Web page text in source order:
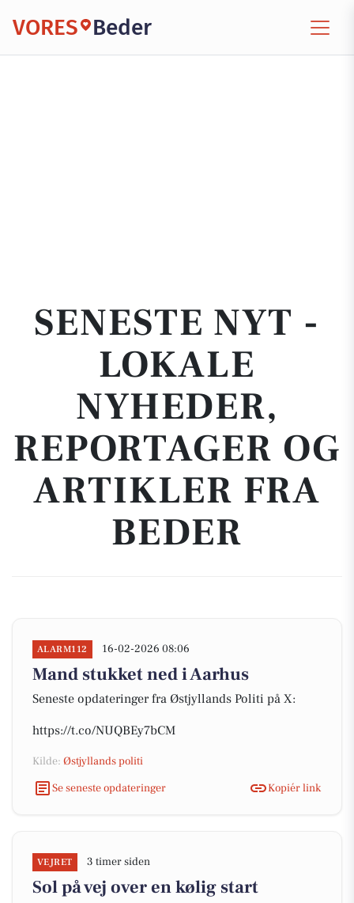
VORES Beder
SENESTE NYT -
LOKALE
NYHEDER,
REPORTAGER OG
ARTIKLER FRA
BEDER
ALARM112 16-02-2026 08:06
Mand stukket ned i Aarhus
Seneste opdateringer fra Østjyllands Politi på X:
https://t.co/NUQBEy7bCM
Kilde: Østjyllands politi
Se seneste opdateringer
Kopiér link
VEJRET 3 timer siden
Sol på vej over en kølig start